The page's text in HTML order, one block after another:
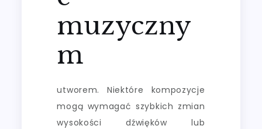
muzyczny
m
utworem. Niektóre kompozycje
mogą wymagać szybkich zmian
wysokości dźwięków lub